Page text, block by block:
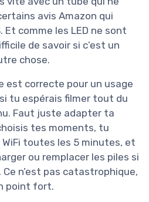
avis Amazon qui
Et comme les LED ne sont
de savoir si c’est un
chose.
est correcte pour un usage
tu espérais filmer tout du
Faut juste adapter ta
tes moments, tu
toutes les 5 minutes, et
ou remplacer les piles si
n’est pas catastrophique,
point fort.